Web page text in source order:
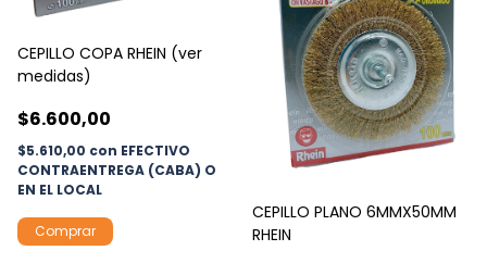
CEPILLO COPA RHEIN (ver
medidas)
$6.600,00
$5.610,00 con EFECTIVO
CONTRAENTREGA (CABA) O
EN EL LOCAL
Comprar
CEPILLO PLANO 6MMX50MM
RHEIN